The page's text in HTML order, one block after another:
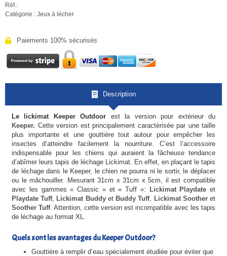
Réf.:
Catégorie : Jeux à lécher
Paiements 100% sécurisés
Description
Le lickimat Keeper Outdoor est la version pour extérieur du
Keeper. Cette version est principalement caractérisée par une taille
plus importante et une gouttière tout autour pour empêcher les
insectes d’atteindre facilement la nourriture. C’est l’accessoire
indispensable pour les chiens qui auraient la fâcheuse tendance
d’abîmer leurs tapis de léchage Lickimat. En effet, en plaçant le tapis
de léchage dans le Keeper, le chien ne pourra ni le sortir, le déplacer
ou le mâchouiller. Mesurant 31cm x 31cm x 5cm, il est compatible
avec les gammes « Classic » et « Tuff »:
Lickimat Playdate et
Playdate Tuff, Lickimat Buddyet Buddy Tuff, Lickimat Sootheret
Soother Tuff. Attention, cette version est incompatible avec les tapis
de léchage au format XL.
Quels sont les avantages du Keeper Outdoor?
Gouttière à remplir d’eau spécialement étudiée pour éviter que